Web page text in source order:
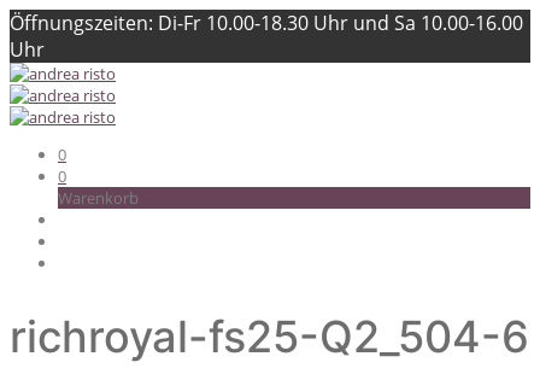
Öffnungszeiten: Di-Fr 10.00-18.30 Uhr und Sa 10.00-16.00
Uhr
0
0
Warenkorb
richroyal-fs25-Q2_504-6